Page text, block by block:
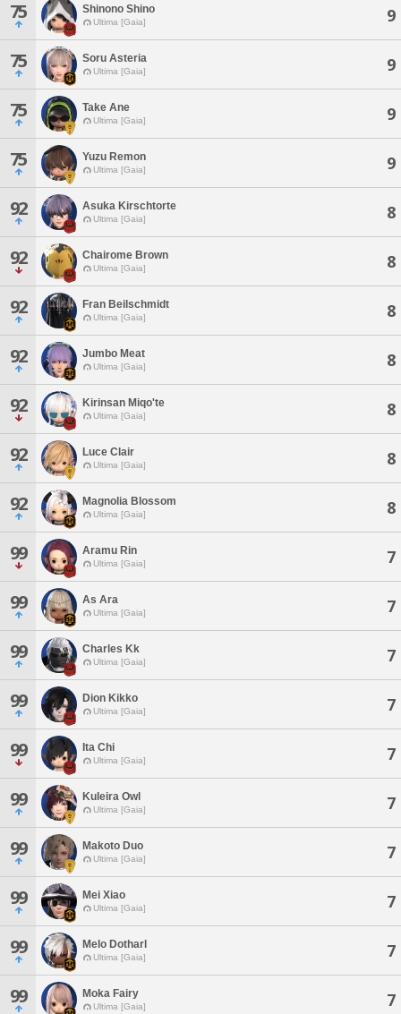
75 Shinono Shino
Ultima [Gaia] 9
75 Soru Asteria
Ultima [Gaia] 9
75 Take Ane
Ultima [Gaia] 9
75 Yuzu Remon
Ultima [Gaia] 9
92 Asuka Kirschtorte
Ultima [Gaia] 8
92 Chairome Brown
Ultima [Gaia] 8
92 Fran Beilschmidt
Ultima [Gaia] 8
92 Jumbo Meat
Ultima [Gaia] 8
92 Kirinsan Miqo'te
Ultima [Gaia] 8
92 Luce Clair
Ultima [Gaia] 8
92 Magnolia Blossom
Ultima [Gaia] 8
99 Aramu Rin
Ultima [Gaia] 7
99 As Ara
Ultima [Gaia] 7
99 Charles Kk
Ultima [Gaia] 7
99 Dion Kikko
Ultima [Gaia] 7
99 Ita Chi
Ultima [Gaia] 7
99 Kuleira Owl
Ultima [Gaia] 7
99 Makoto Duo
Ultima [Gaia] 7
99 Mei Xiao
Ultima [Gaia] 7
99 Melo Dotharl
Ultima [Gaia] 7
99 Moka Fairy
Ultima [Gaia] 7